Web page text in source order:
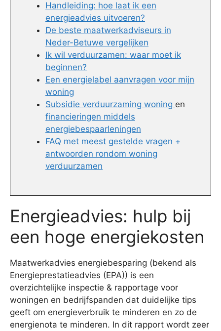
Handleiding: hoe laat ik een
energieadvies uitvoeren?
De beste maatwerkadviseurs in
Neder-Betuwe vergelijken
Ik wil verduurzamen: waar moet ik
beginnen?
Een energielabel aanvragen voor mijn
woning
Subsidie verduurzaming woning en
financieringen middels
energiebespaarleningen
FAQ met meest gestelde vragen +
antwoorden rondom woning
verduurzamen
Energieadvies: hulp bij
een hoge energiekosten
Maatwerkadvies energiebesparing (bekend als
Energieprestatieadvies (EPA)) is een
overzichtelijke inspectie & rapportage voor
woningen en bedrijfspanden dat duidelijke tips
geeft om energieverbruik te minderen en zo de
energienota te minderen. In dit rapport wordt zeer